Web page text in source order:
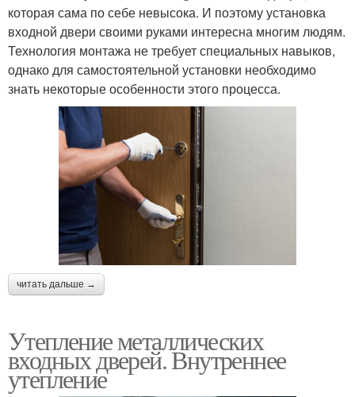
которая сама по себе невысока. И поэтому установка
входной двери своими руками интересна многим людям.
Технология монтажа не требует специальных навыков,
однако для самостоятельной установки необходимо
знать некоторые особенности этого процесса.
читать дальше →
Утепление металлических
входных дверей. Внутреннее
утепление